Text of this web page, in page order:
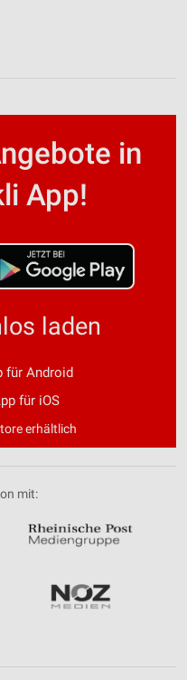
in
App!
laden
für Android
für iOS
erhältlich
mit: